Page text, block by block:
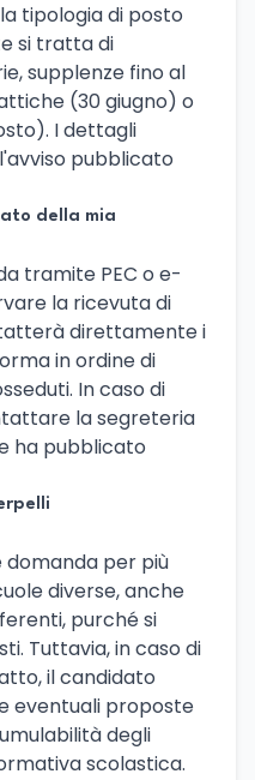
tipologia di posto
si tratta di
supplenze fino al
(30 giugno) o
I dettagli
pubblicato
della mia
tramite PEC o e-
la ricevuta di
direttamente i
in ordine di
In caso di
la segreteria
ha pubblicato
domanda per più
diverse, anche
purché si
Tuttavia, in caso di
il candidato
eventuali proposte
degli
scolastica.